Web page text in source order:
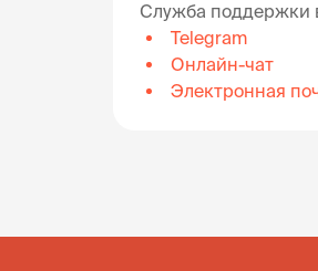
Служба поддержки
Telegram
Онлайн-чат
Электронная